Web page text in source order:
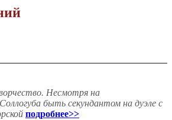
Несмотря на
быть секундантом на дуэле с
подробнее>>